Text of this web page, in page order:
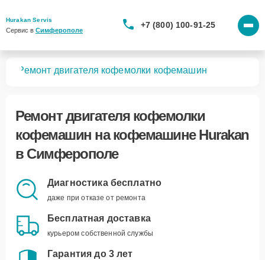
Hurakan Servis
Сервис в Симферополе
+7 (800) 100-91-25
Ремонт двигателя кофемолки кофемашин
Ремонт двигателя кофемолки
кофемашин на кофемашине Hurakan
в Симферополе
Диагностика бесплатно
даже при отказе от ремонта
Бесплатная доставка
курьером собственной службы
Гарантия до 3 лет